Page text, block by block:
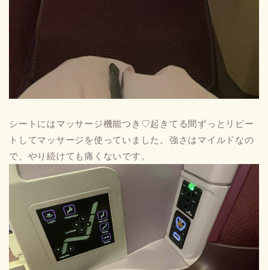
シートにはマッサージ機能つき♡起きてる間ずっとリピー
トしてマッサージを使っていました。強さはマイルドなの
で、やり続けても痛くないです。